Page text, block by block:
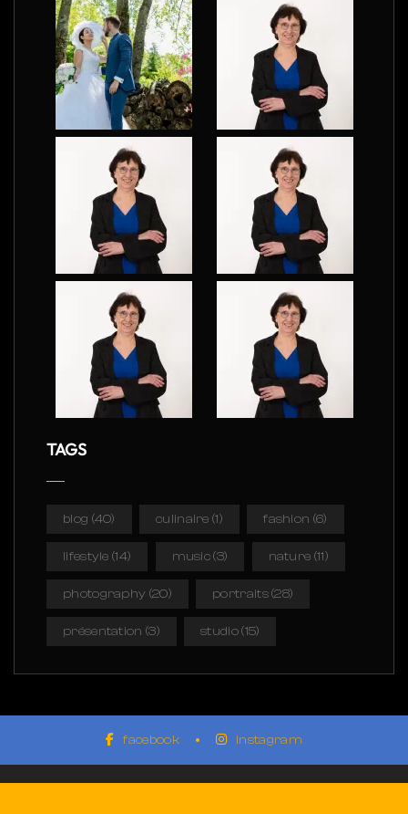
TAGS
blog (40) culinaire (1) fashion (6)
lifestyle (14) music(3) nature (11)
photography (20) portraits(28)
présentation (3) studio(15)
facebook instagram